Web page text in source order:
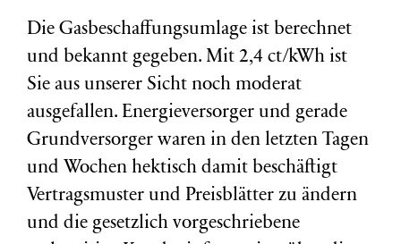
Die Gasbeschaffungsumlage ist berechnet
und bekannt gegeben. Mit 2,4 ct/kWh ist
Sie aus unserer Sicht noch moderat
ausgefallen. Energieversorger und gerade
Grundversorger waren in den letzten Tagen
und Wochen hektisch damit beschäftigt
Vertragsmuster und Preisblätter zu ändern
und die gesetzlich vorgeschriebene